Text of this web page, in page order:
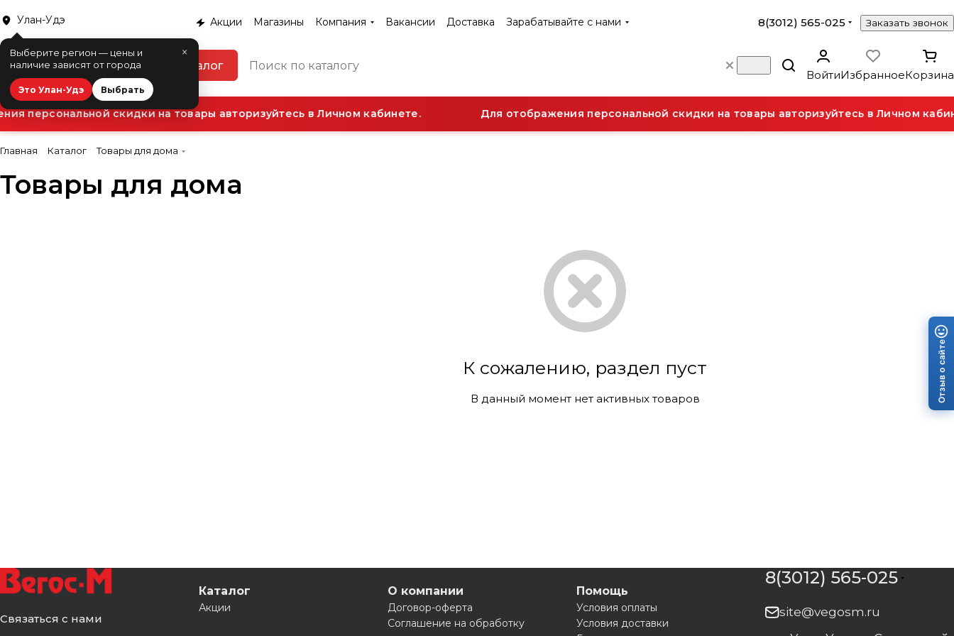
Улан-Удэ
×
Выберите регион — цены и
наличие зависят от города
Это Улан-Удэ Выбрать
Акции Магазины Компания Вакансии Доставка Зарабатывайте с нами 8(3012) 565-025 Заказать звонок
Каталог
ВойтиИзбранноеКорзина
персональной скидки на товары авторизуйтесь в Личном кабинете. Для отображения персональной скидки на товары авторизуйтесь в Личном
Главная Каталог Товары для дома
Товары для дома
К сожалению, раздел пуст
В данный момент нет активных товаров
Связаться с нами
Каталог
Акции
О компании
Договор-оферта
Соглашение на обработку
Помощь
Условия оплаты
Условия доставки
8(3012) 565-025
site@vegosm.ru
Отзыв о сайте